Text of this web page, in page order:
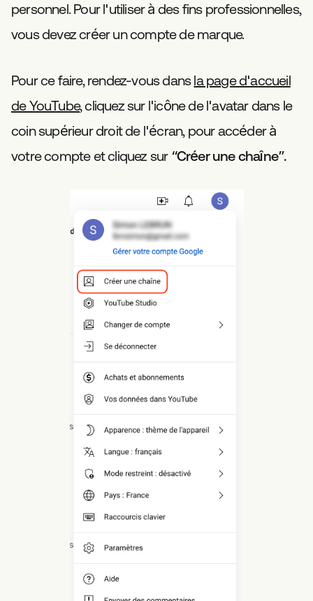
personnel. Pour l'utiliser à des fins professionnelles,
vous devez créer un compte de marque.
Pour ce faire, rendez-vous dansla page d'accueil
de YouTube, cliquez sur l'icône de l'avatar dans le
coin supérieur droit de l'écran, pour accéder à
votre compte et cliquez sur “Créer une chaîne”.